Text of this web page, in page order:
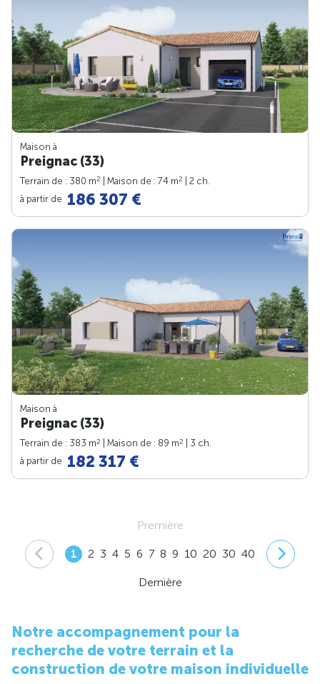
Maison à
Preignac (33)
Terrain de : 380 m2 | Maison de : 74 m2
| 2 ch.
à partir de 186 307 €
Maison à
Preignac (33)
Terrain de : 383 m2 | Maison de : 89 m2
| 3 ch.
à partir de 182 317 €
Première
1 2 3 4 5 6 7 8 9 10 20 30 40
Dernière
Notre accompagnement pour la
recherche de votre terrain et la
construction de votre maison individuelle